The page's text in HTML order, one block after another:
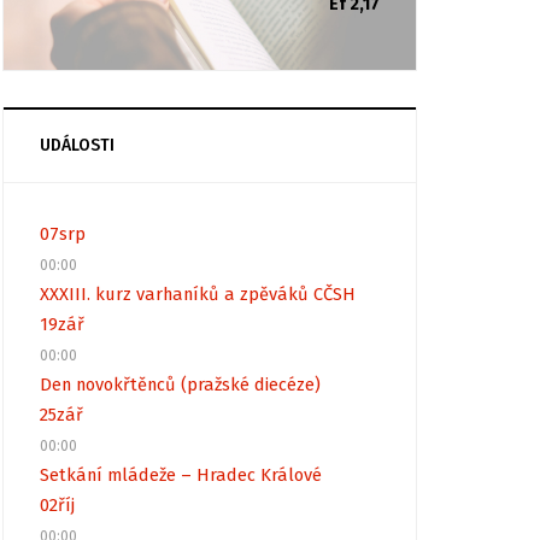
Ef 2,17
UDÁLOSTI
07srp
00:00
XXXIII. kurz varhaníků a zpěváků CČSH
19zář
00:00
Den novokřtěnců (pražské diecéze)
25zář
00:00
Setkání mládeže – Hradec Králové
02říj
00:00